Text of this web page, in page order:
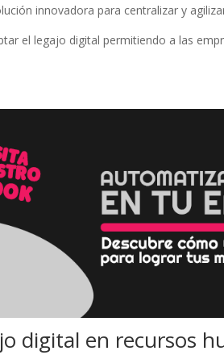
innovadora para centralizar y
el legajo digital permitiendo a las
digital en recursos